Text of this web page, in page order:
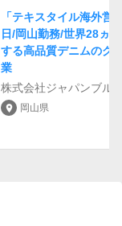
「テキスタイル海外営
日/岡山勤務/世界28ヵ
する高品質デニムのグ
業
株式会社ジャパンブル
location_on 岡山県